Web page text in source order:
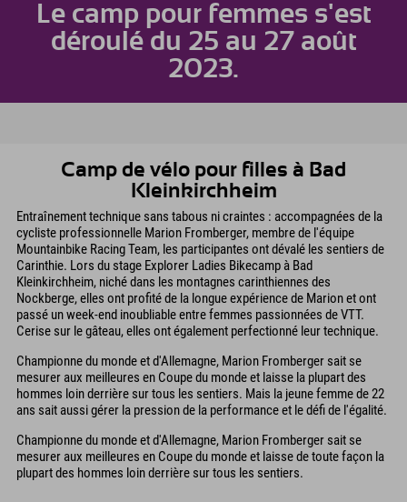
Le camp pour femmes s'est
déroulé du 25 au 27 août
2023.
Camp de vélo pour filles à Bad
Kleinkirchheim
Entraînement technique sans tabous ni craintes : accompagnées de la
cycliste professionnelle Marion Fromberger, membre de l'équipe
Mountainbike Racing Team, les participantes ont dévalé les sentiers de
Carinthie. Lors du stage Explorer Ladies Bikecamp à Bad
Kleinkirchheim, niché dans les montagnes carinthiennes des
Nockberge, elles ont profité de la longue expérience de Marion et ont
passé un week-end inoubliable entre femmes passionnées de VTT.
Cerise sur le gâteau, elles ont également perfectionné leur technique.
Championne du monde et d'Allemagne, Marion Fromberger sait se
mesurer aux meilleures en Coupe du monde et laisse la plupart des
hommes loin derrière sur tous les sentiers. Mais la jeune femme de 22
ans sait aussi gérer la pression de la performance et le défi de l'égalité.
Championne du monde et d'Allemagne, Marion Fromberger sait se
mesurer aux meilleures en Coupe du monde et laisse de toute façon la
plupart des hommes loin derrière sur tous les sentiers.